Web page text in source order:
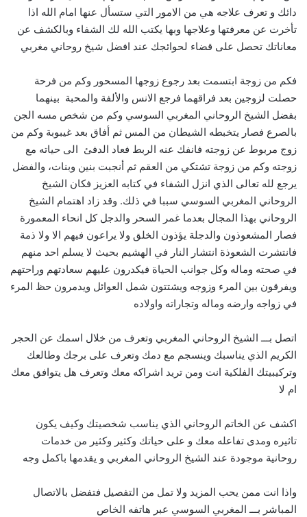
دائك و تعرف علاجه هي من الامور التي ستسأل عنها امام الله اذا
تأخرت عن معرفتها وعلاجها وبها يكتب الله لك الشفاء وبالكشف عن
معاناتك تحصل على قضاء لحوائجك عند افضل شيخ روحاني مغربي
فكم من زوجة ابتسمت بعد رجوع زوجها المسحور وكم من فرحة
حصلت لزوجين بعد فراقهما فرجع الانس والألفة والمحبة بينهما
بفضل الشيخ الروحاني المغربي السوسي وكم من شخص مسه الجن
بالصرع فصار يتخبطه الشيطان من المس ثم أفاق بعد غيبوبة وكم من
زوج مربوط عن زوجته فانفك عنه الربط فعاد الدفئ الى حياته مع
زوجته وكم من زوجة تشتكي من العقم ثم أنجبت بنين وبنات، والفضل
يرجع لله تعالى الذي انزل الشفاء في كتابه العزيز فكان الشيخ
الروحاني المغربي السوسي سببا في ذلك. وقد زاد اهتمام الشيخ
الروحاني بهذا المجال بعدما غمر السحر والدجل كل انحاء المعمورة
فصار المشعوذون والدجلة يؤذون الخلق ولا يراعون فيهم الا ولا ذمة
فانتشرت الشعوذة انتشار النار في الهشيم بحيث لا يسلم احد منهم
في صحته وماله وكل جوانب الحياة فيكدرون عليهم سعادتهم وراحتهم
ويفرقون بين المرء وزوجه ويشتتون شمل العوائل ويدمرون حظ المرء
في زواجه وارضه وماله وتجاراته واولاده
اتصل بـــ الشيخ الروحاني المغربي وتعرف من خلال اسمك عن الحجر
الكريم الذي يناسبك وينسجم مع دمك وتعرف على برجك وطالعك
وتركيبيتك الفلكية انت ومن تريد اشراكه معك وتعرف هل يتوافق معك
ام لا
اكشف عن الخاتم الروحاني الذي يناسب شخصيتك وكيف يكون
تاثيره ومدى تفاعله معك و على حياتك وكثير وكثير من خدمات
روحانية موجودة عند الشيخ الروحاني المغربي و يقدمها باكمل وجه
واذا انت ممن يحب المزيد ولا تمل من التفصيل فتفضل بالاتصال
المباشر بـــ المغربي السوسي عبر هاتفه الخاص